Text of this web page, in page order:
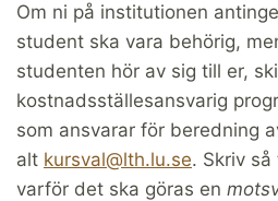
Om ni på institutionen
student ska vara behörig,
studenten hör av sig till er,
kostnadsställesansvarig
som ansvarar för beredning
alt kursval@lth.lu.se. Skriv
varför det ska göras en